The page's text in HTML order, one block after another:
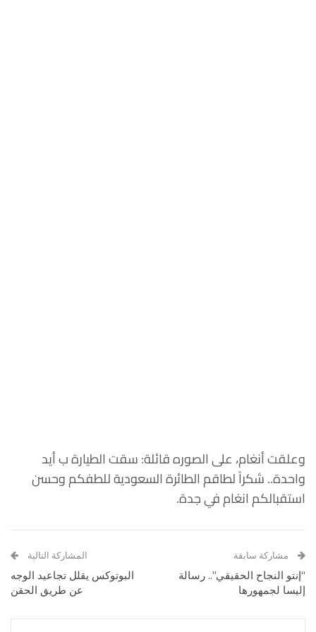
وعلقت أنغام، على الصوره قائلة: سقت الطيارة ب أيد
واحدة.. شكراً لطاقم الطائرة السعودية للطفكم وحسن
استقبالكم انغام في جدة.
مشاركة سابقة
“إنتو النجاح الحقيقي”.. رسالة
إليسا لجمهورها
المشاركة التالية
البوتوكس يقلل تجاعيد الوجه
عن طريق الحقن